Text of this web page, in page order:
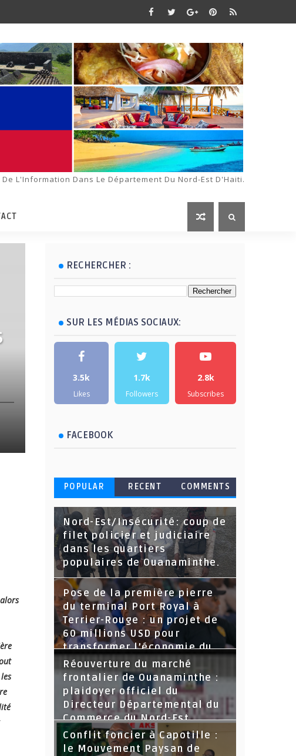
De L'Information Dans Le Département Du Nord-Est D'Haiti.
RECHERCHER :
SUR LES MÉDIAS SOCIAUX:
3.5k
Likes
1.7k
Followers
2.8k
Subscribes
FACEBOOK
POPULAR RECENT COMMENTS
Nord-Est/Insécurité: coup de
filet policier et judiciaire
dans les quartiers
populaires de Ouanaminthe.
Pose de la première pierre
du terminal Port Royal à
Terrier-Rouge : un projet de
60 millions USD pour
transformer l’économie du
Nord-Est
Réouverture du marché
frontalier de Ouanaminthe :
plaidoyer officiel du
Directeur Départemental du
Commerce du Nord-Est.
Conflit foncier à Capotille :
le Mouvement Paysan de